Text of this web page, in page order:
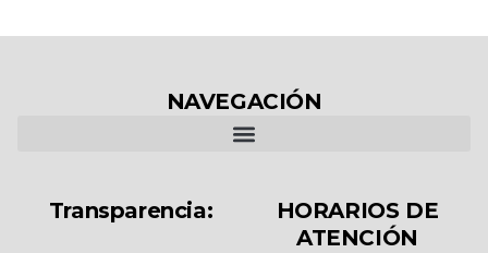
NAVEGACIÓN
Transparencia:
HORARIOS DE
ATENCIÓN